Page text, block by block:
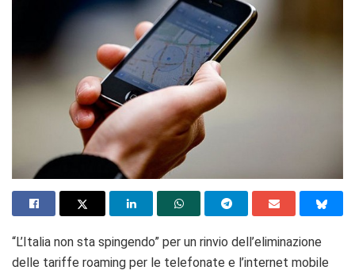
“L’Italia non sta spingendo” per un rinvio dell’eliminazione
delle tariffe roaming per le telefonate e l’internet mobile